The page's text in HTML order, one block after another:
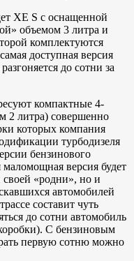
XE S с оснащенной
объемом 3 литра и
комплектуются
доступная версия
до сотни за
компактные 4-
2 литра) совершенно
которых компания
турбодизеля
бензинового
версия будет
своей «родни», но и
автомобилей
составит чуть
до сотни автомобиль
С бензиновым
первую сотню можно